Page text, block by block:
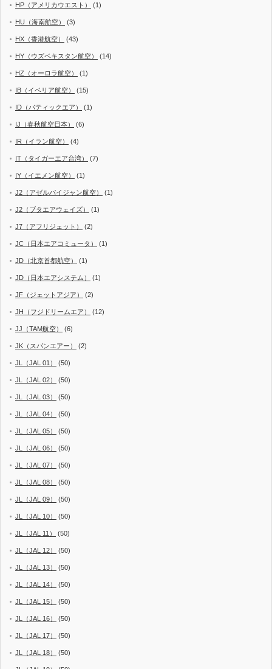
HP（アメリカウエスト） (1)
HU（海南航空） (3)
HX（香港航空） (43)
HY（ウズベキスタン航空） (14)
HZ（オーロラ航空） (1)
IB（イベリア航空） (15)
ID（バティックエア） (1)
IJ（春秋航空日本） (6)
IR（イラン航空） (4)
IT（タイガーエア台湾） (7)
IY（イエメン航空） (1)
J2（アゼルバイジャン航空） (1)
J2（ブタエアウェイズ） (1)
J7（アフリジェット） (2)
JC（日本エアコミュータ） (1)
JD（北京首都航空） (1)
JD（日本エアシステム） (1)
JF（ジェットアジア） (2)
JH（フジドリームエア） (12)
JJ（TAM航空） (6)
JK（スパンエアー） (2)
JL（JAL 01） (50)
JL（JAL 02） (50)
JL（JAL 03） (50)
JL（JAL 04） (50)
JL（JAL 05） (50)
JL（JAL 06） (50)
JL（JAL 07） (50)
JL（JAL 08） (50)
JL（JAL 09） (50)
JL（JAL 10） (50)
JL（JAL 11） (50)
JL（JAL 12） (50)
JL（JAL 13） (50)
JL（JAL 14） (50)
JL（JAL 15） (50)
JL（JAL 16） (50)
JL（JAL 17） (50)
JL（JAL 18） (50)